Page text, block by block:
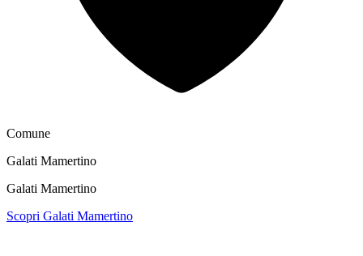
Comune
Galati Mamertino
Galati Mamertino
Scopri Galati Mamertino